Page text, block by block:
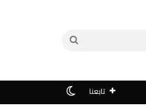
تابعنا